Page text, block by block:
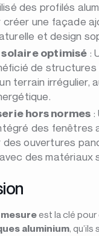
des profilés
créer une façade
et design
solaire optimisé :
de structures
terrain irrégulier,
hors normes :
des fenêtres
des ouvertures
des matériaux
est la clé pour
aluminium,